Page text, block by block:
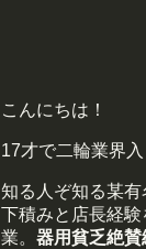
こんにちは！
17才で二輪業界入
知る人ぞ知る某
下積みと店長経
業。 器用貧乏絶賛